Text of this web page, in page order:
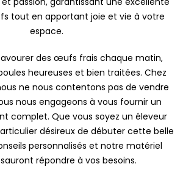
tout en apportant joie et vie à votre
espace.
des œufs frais chaque matin,
heureuses et bien traitées. Chez
ne nous contentons pas de vendre
nous engageons à vous fournir un
complet. Que vous soyez un éleveur
désireux de débuter cette belle
personnalisés et notre matériel
répondre à vos besoins.